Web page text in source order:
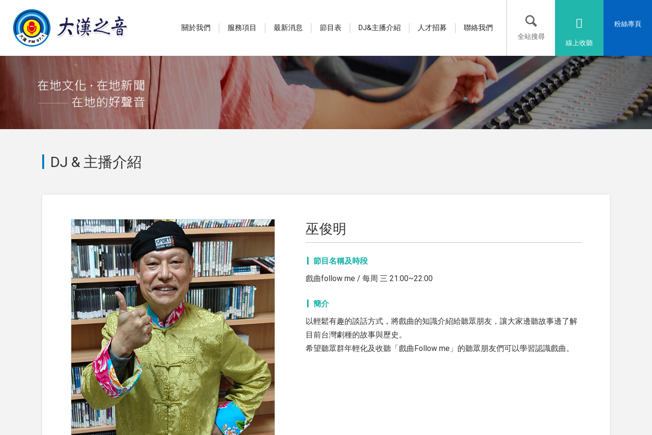
粉絲專頁
線上收聽
全站搜尋
關於我們 服務項目 最新消息 節目表 DJ&主播介紹 人才招募 聯絡我們
DJ & 主播介紹
巫俊明
節目名稱及時段
戲曲follow me / 每周 三 21:00~22:00
簡介
以輕鬆有趣的談話方式，將戲曲的知識介紹給聽眾朋友，讓大家邊聽故事邊了解
目前台灣劇種的故事與歷史。
希望聽眾群年輕化及收聽「戲曲Follow me」的聽眾朋友們可以學習認識戲曲。